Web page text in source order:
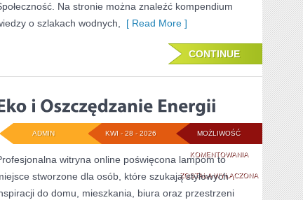
Na stronie można znaleźć kompendium
o szlakach wodnych,
[ Read More ]
CONTINUE
MOŻLIWOŚĆ
KOMENTOWANIAEKO
I
OSZCZĘDZANIE
ZOSTAŁA WYŁĄCZONA
KWI - 28 - 2026
ADMIN
witryna online poświęcona lampom to
stworzone dla osób, które szukają stylowych
do domu, mieszkania, biura oraz przestrzeni